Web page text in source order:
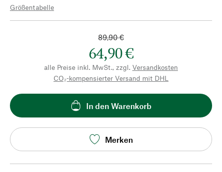
Größentabelle
89,90 €
64,90 €
alle Preise inkl. MwSt., zzgl. Versandkosten
CO₂-kompensierter Versand mit DHL
In den Warenkorb
Merken